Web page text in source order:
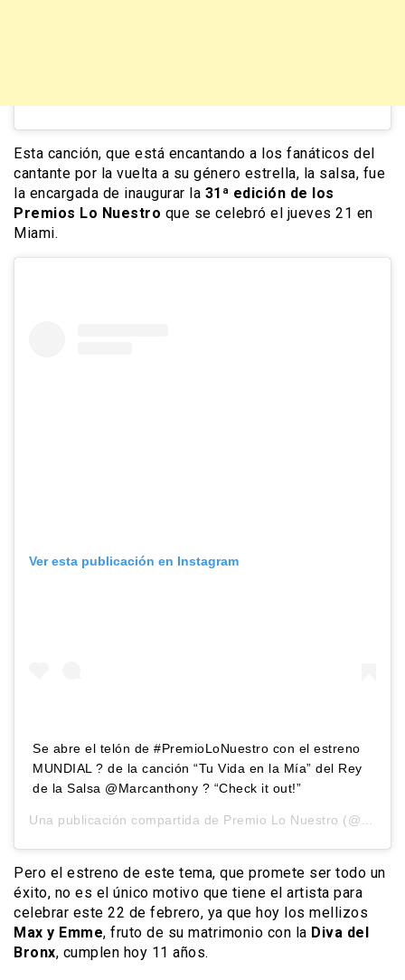
Esta canción, que está encantando a los fanáticos del
cantante por la vuelta a su género estrella, la salsa, fue
la encargada de inaugurar la 31ª edición de los
Premios Lo Nuestro que se celebró el jueves 21 en
Miami.
Ver esta publicación en Instagram
Se abre el telón de #PremioLoNuestro con el estreno
MUNDIAL ? de la canción “Tu Vida en la Mía” del Rey
de la Salsa @Marcanthony ? “Check it out!”
Una publicación compartida de Premio Lo Nuestro (@premiolonuestro) el
Pero el estreno de este tema, que promete ser todo un
éxito, no es el único motivo que tiene el artista para
celebrar este 22 de febrero, ya que hoy los mellizos
Max y Emme, fruto de su matrimonio con la Diva del
Bronx, cumplen hoy 11 años.